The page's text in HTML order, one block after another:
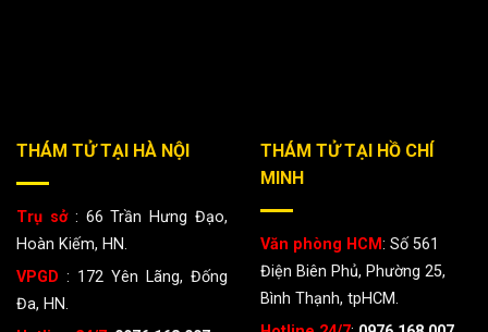
THÁM TỬ TẠI HÀ NỘI
Trụ sở : 66 Trần Hưng Đạo,
Hoàn Kiếm, HN.
VPGD : 172 Yên Lãng, Đống
Đa, HN.
THÁM TỬ TẠI HỒ CHÍ
MINH
Văn phòng HCM: Số 561
Điện Biên Phủ, Phường 25,
Bình Thạnh, tpHCM.